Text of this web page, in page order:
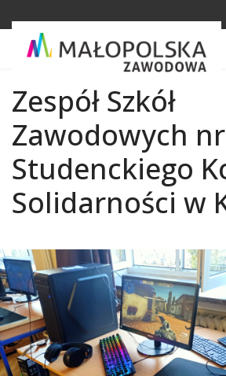
Zespół Szkół
Zawodowych
Studenckiego
Solidarności w